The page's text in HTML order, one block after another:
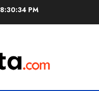
8:30:35 PM